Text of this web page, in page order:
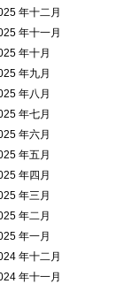
年十二月
年十一月
年十月
年九月
年八月
年七月
年六月
年五月
年四月
年三月
年二月
年一月
年十二月
年十一月